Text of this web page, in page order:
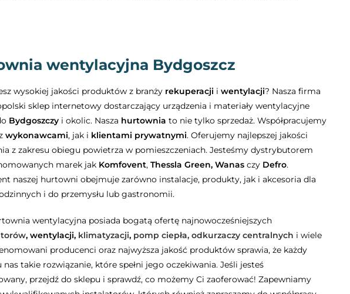
wentylacyjna Bydgoszcz
wysokiej jakości produktów z branży rekuperacji i wentylacji? Nasza firma
sklep internetowy dostarczający urządzenia i materiały wentylacyjne
Bydgoszczy i okolic. Nasza hurtownia to nie tylko sprzedaż. Współpracujemy
wykonawcami, jak i klientami prywatnymi. Oferujemy najlepszej jakości
z zakresu obiegu powietrza w pomieszczeniach. Jesteśmy dystrybutorem
marek jak Komfovent, Thessla Green, Wanas czy Defro.
naszej hurtowni obejmuje zarówno instalacje, produkty, jak i akcesoria dla
i do przemysłu lub gastronomii.
wentylacyjna posiada bogatą ofertę najnowocześniejszych
, wentylacji, klimatyzacji, pomp ciepła, odkurzaczy centralnych i wiele
producenci oraz najwyższa jakość produktów sprawia, że każdy
nas takie rozwiązanie, które spełni jego oczekiwania. Jeśli jesteś
przejdź do sklepu i sprawdź, co możemy Ci zaoferować! Zapewniamy